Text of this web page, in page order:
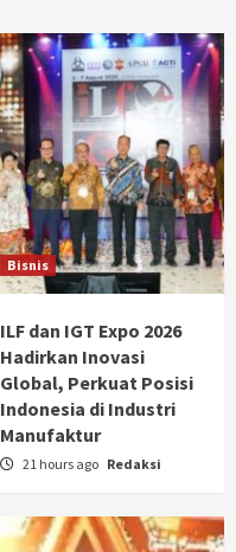
Bisnis
ILF dan IGT Expo 2026
Hadirkan Inovasi
Global, Perkuat Posisi
Indonesia di Industri
Manufaktur
21 hours ago Redaksi